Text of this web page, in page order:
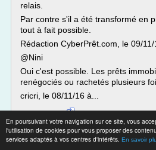
En poursuivant votre navigation sur ce site, vous
l'utilisation de cookies pour vous proposer des
services adaptés à vos centres d'intérêts. En savoir
relais.
Par contre s'il a été transformé en
tout à fait possible.
Rédaction CyberPrêt.com, le 09/
@Nini
Oui c'est possible. Les prêts
renégociés ou rachetés plusieurs
cricri, le 08/11/16 à...
Lire la suite
Date: 2017-08-18 13:51:59
Site :cyberpret.com